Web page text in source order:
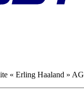
« Erling Haaland » AG